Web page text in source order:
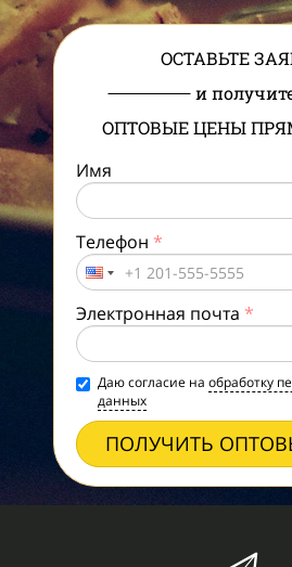
ОСТАВЬТЕ
и
ОПТОВЫЕ ЦЕНЫ
Имя
Телефон *
Электронная почта *
Даю согласие на обработку
данных
ПОЛУЧИТЬ